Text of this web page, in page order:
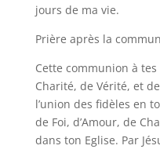
jours de ma vie.
Prière après la
Cette communion à tes
Charité, de Vérité, et
l’union des fidèles en
de Foi, d’Amour, de
dans ton Eglise. Par